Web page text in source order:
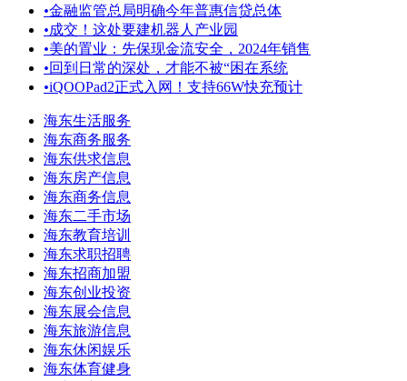
•金融监管总局明确今年普惠信贷总体
•成交！这处要建机器人产业园
•美的置业：先保现金流安全，2024年销售
•回到日常的深处，才能不被“困在系统
•iQOOPad2正式入网！支持66W快充预计
海东生活服务
海东商务服务
海东供求信息
海东房产信息
海东商务信息
海东二手市场
海东教育培训
海东求职招聘
海东招商加盟
海东创业投资
海东展会信息
海东旅游信息
海东休闲娱乐
海东体育健身